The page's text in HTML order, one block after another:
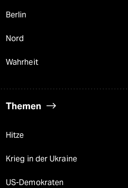
Berlin
Nord
Wahrheit
Themen
Hitze
Krieg in der Ukraine
US-Demokraten